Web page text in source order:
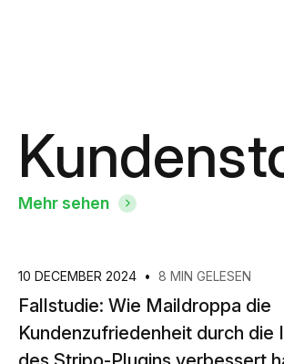
Mehr sehen
10 DECEMBER 2024 • 8 MIN GELESEN
Fallstudie: Wie Maildroppa die
Kundenzufriedenheit durch die